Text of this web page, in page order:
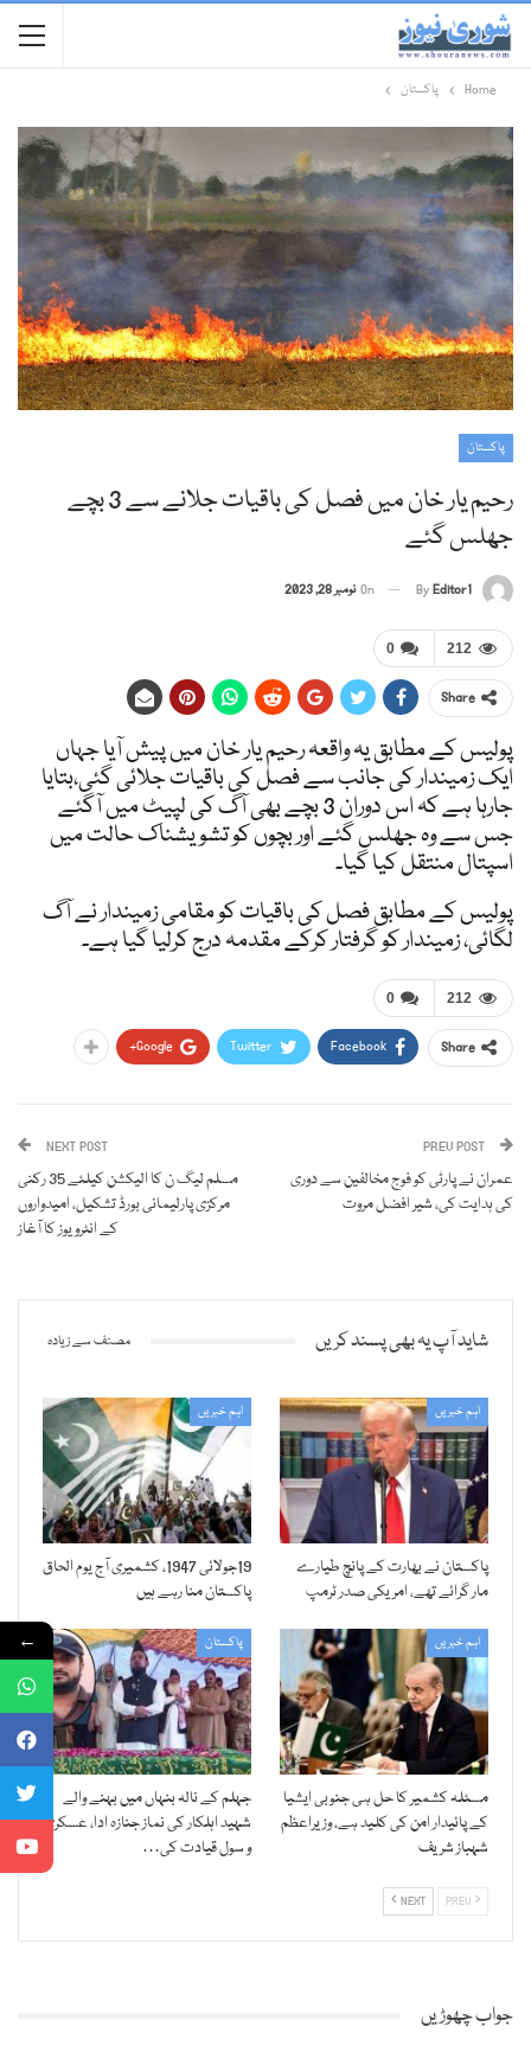
Home پاکستان
پاکستان
رحیم یار خان میں فصل کی باقیات جلانے سے 3 بچے
جھلس گئے
ByEditor1
On نومبر 28, 2023
0 212
Share
پولیس کے مطابق یہ واقعہ رحیم یار خان میں پیش آیا جہاں
ایک زمیندار کی جانب سے فصل کی باقیات جلائی گئی،بتایا
جارہا ہے کہ اس دوران 3 بچے بھی آگ کی لپیٹ میں آگئے
جس سے وہ جھلس گئے اور بچوں کو تشویشناک حالت میں
اسپتال منتقل کیا گیا۔
پولیس کے مطابق فصل کی باقیات کو مقامی زمیندار نے آگ
لگائی، زمیندار کو گرفتار کرکے مقدمہ درج کرلیا گیا ہے۔
0 212
Share
Facebook
Twitter
Google+
عمران نے پارٹی کو فوج مخالفین سے دوری
کی ہدایت کی، شیر افضل مروت
NEXT POST
مسلم لیگ ن کا الیکشن کیلئے 35 رکنی
مرکزی پارلیمانی بورڈ تشکیل، امیدواروں
کے انٹرویوز کا آغاز
شاید آپ یہ بھی پسند کریں مصنف سے زیادہ
اہم خبریں
پاکستان نے بھارت کے پانچ طیارے
مار گرائے تھے، امریکی صدر ٹرمپ
اہم خبریں
19جولائی 1947، کشمیری آج یوم الحاق
پاکستان منا رہے ہیں
اہم خبریں
مسئلہ کشمیر کا حل ہی جنوبی ایشیا
کے پائیدار امن کی کلید ہے، وزیراعظم
شہباز شریف
پاکستان
جہلم کے نالہ بنہاں میں بہنے والے
شہید اہلکار کی نماز جنازہ ادا، عسکری
و سول قیادت کی…
NEXT
جواب چھوڑیں
←